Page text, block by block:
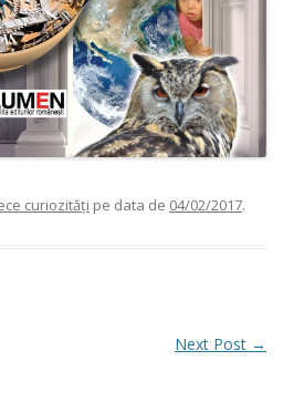
curiozități pe data de 04/02/2017.
Next Post →